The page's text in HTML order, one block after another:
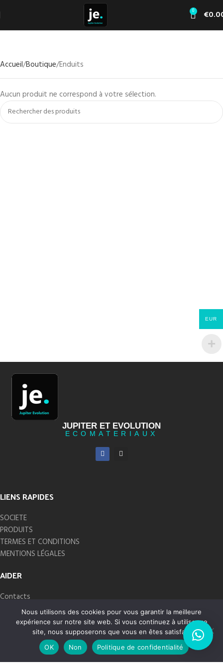
0 €
Accueil Boutique Enduits
Aucun produit ne correspond à votre sélection.
JUPITER ET EVOLUTION
ECOMATERIAUX
LIENS RAPIDES
SOCIETE
PRODUITS
TERMES ET CONDITIONS
MENTIONS LÉGALES
AIDER
Contacts
Demande de devis
Tutoriels et autres
CONTACTEZ-NOUS
EUR
Nous utilisons des cookies pour vous garantir la meilleure
expérience sur notre site web. Si vous continuez à utiliser ce
site, nous supposerons que vous en êtes satisfait.
OK
Non Politique de confidentialité